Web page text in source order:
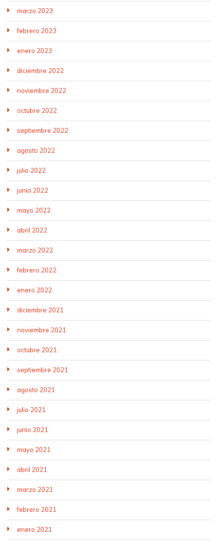
marzo 2023
febrero 2023
enero 2023
diciembre 2022
noviembre 2022
octubre 2022
septiembre 2022
agosto 2022
julio 2022
junio 2022
mayo 2022
abril 2022
marzo 2022
febrero 2022
enero 2022
diciembre 2021
noviembre 2021
octubre 2021
septiembre 2021
agosto 2021
julio 2021
junio 2021
mayo 2021
abril 2021
marzo 2021
febrero 2021
enero 2021